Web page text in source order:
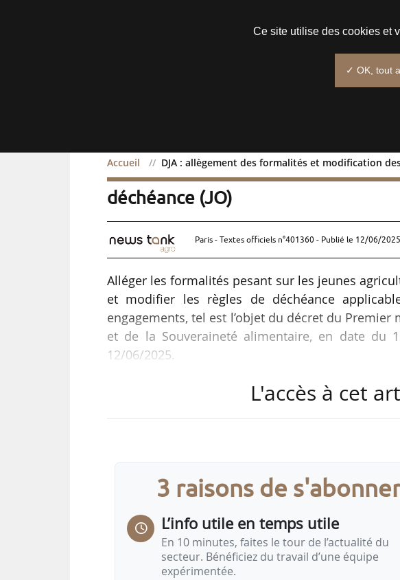
Accueil DJA : allègement des formalités et modification
DJA : allègement des formalités et
déchéance (JO)
Paris - Textes officiels n°401360 - Publié le 12/06/
Alléger les formalités pesant sur les jeunes
et modifier les règles de déchéance
engagements, tel est l’objet du décret du
et de la Souveraineté alimentaire, en date du
12/06/2025.
Ainsi, les jeunes agriculteurs bénéficiaires
De plus, dans le cadre des modalités de
de 10 % de la DJA prononcée lorsque le
L'accès à cet
3 raisons de
L’info utile en temps utile
En 10 minutes, faites le tour de l’actualité du
secteur. Bénéficiez du travail d’une équipe
expérimentée.
Ce site utilise des cookies et
✓ OK, tout